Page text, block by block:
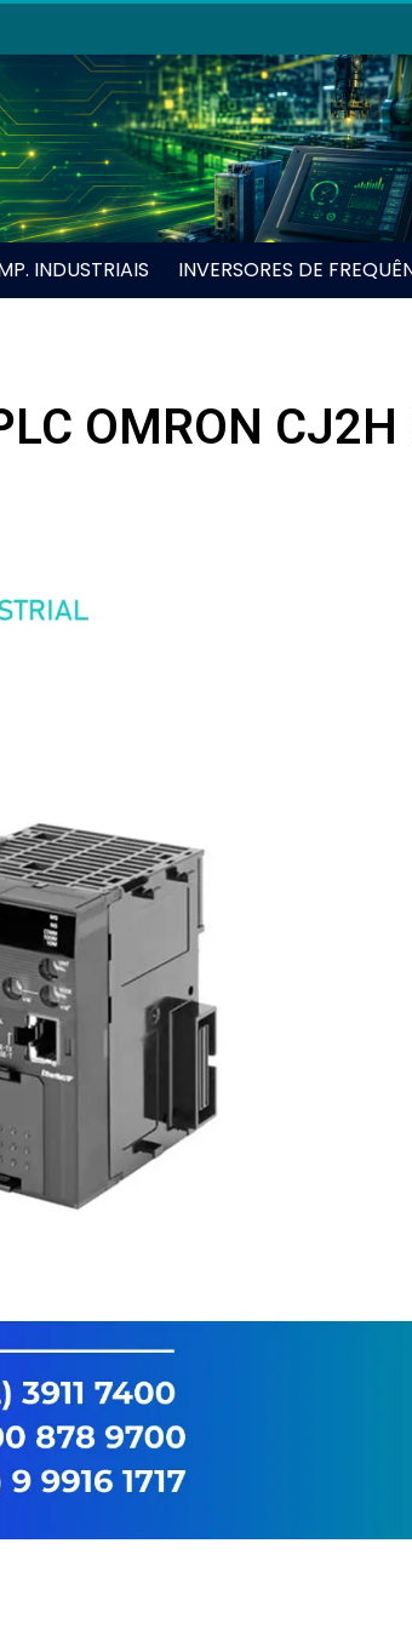
INDUSTRIAIS INVERSORES DE
OMRON CJ2H